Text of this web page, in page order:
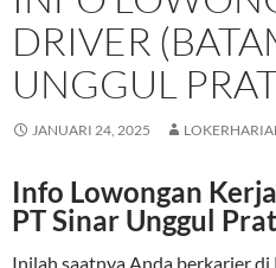
DRIVER
UNGGUL
JANUARI 24, 2025
Info Lowongan
PT Sinar Unggul
Inilah saatnya Anda berkarier di